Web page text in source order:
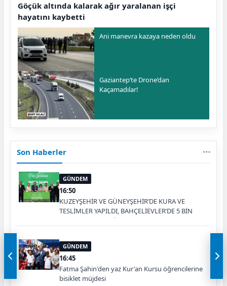
Göçük altında kalarak ağır yaralanan işçi
hayatını kaybetti
Ani manevra kazaya neden oldu
Gaziantep’te Drone’dan
Kaçamadılar!
Son Haberler
GÜNDEM
16:50
KUZEYŞEHİR VE GÜNEYŞEHİR’DE KURA VE
TESLİMLER YAPILDI, BAHÇELİEVLER’DE 5 BİN
KONUTUN TEMELİ ATILDI
GÜNDEM
16:45
Fatma Şahin'den yaz Kur'an Kursu öğrencilerine
bisiklet müjdesi